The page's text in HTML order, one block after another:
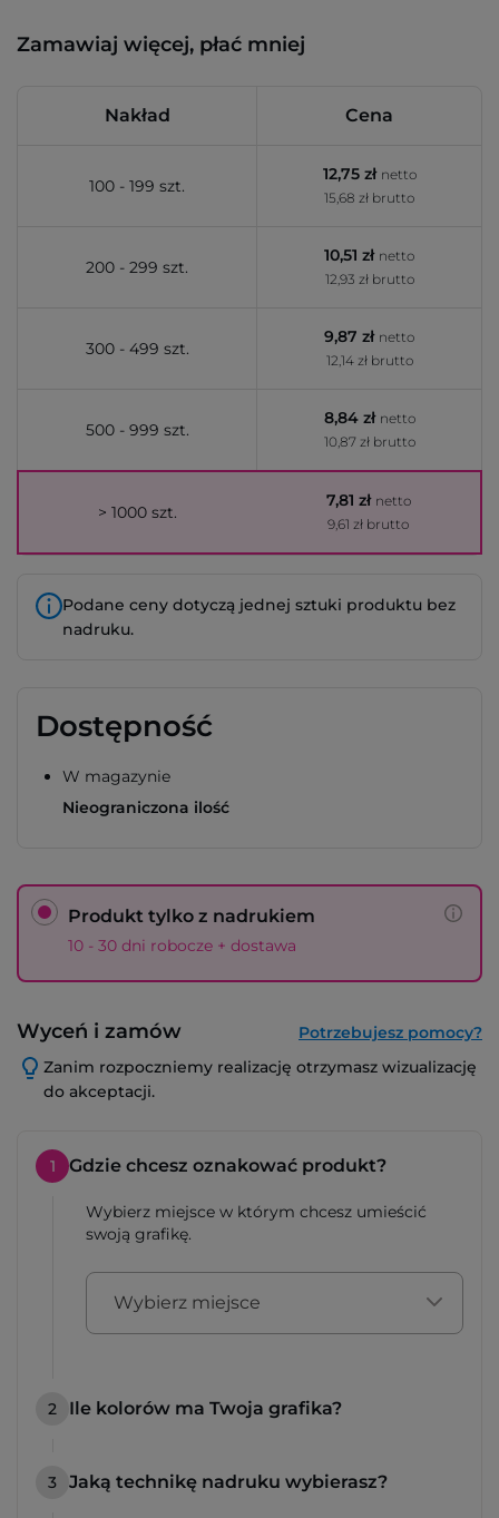
Zamawiaj więcej, płać mniej
Nakład Cena
100 - 199 szt.
12,75 zł netto
15,68 zł brutto
200 - 299 szt.
10,51 zł netto
12,93 zł brutto
300 - 499 szt.
9,87 zł netto
12,14 zł brutto
500 - 999 szt.
8,84 zł netto
10,87 zł brutto
> 1000 szt.
7,81 zł netto
9,61 zł brutto
Podane ceny dotyczą jednej sztuki produktu bez
nadruku.
Dostępność
W magazynie
Nieograniczona ilość
Produkt tylko z nadrukiem
10 - 30 dni robocze + dostawa
Wyceń i zamów
Potrzebujesz pomocy?
Zanim rozpoczniemy realizację otrzymasz wizualizację
do akceptacji.
1 Gdzie chcesz oznakować produkt?
Wybierz miejsce w którym chcesz umieścić
swoją grafikę.
Wybierz miejsce
2 Ile kolorów ma Twoja grafika?
3 Jaką technikę nadruku wybierasz?